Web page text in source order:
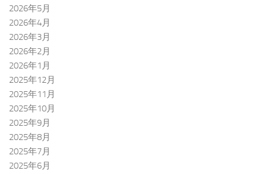
2026年5月
2026年4月
2026年3月
2026年2月
2026年1月
2025年12月
2025年11月
2025年10月
2025年9月
2025年8月
2025年7月
2025年6月